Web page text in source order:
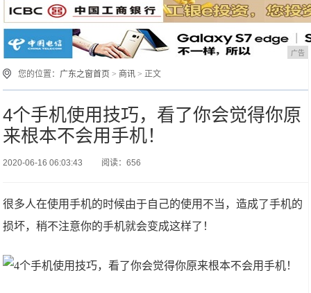
广告
您的位置： 广东之窗首页 > 商讯 > 正文
4个手机使用技巧，看了你会觉得你原
来根本不会用手机！
2020-06-16 06:03:43 阅读：656
很多人在使用手机的时候由于自己的使用不当，造成了手机的
损坏，稍不注意你的手机就会变成这样了！